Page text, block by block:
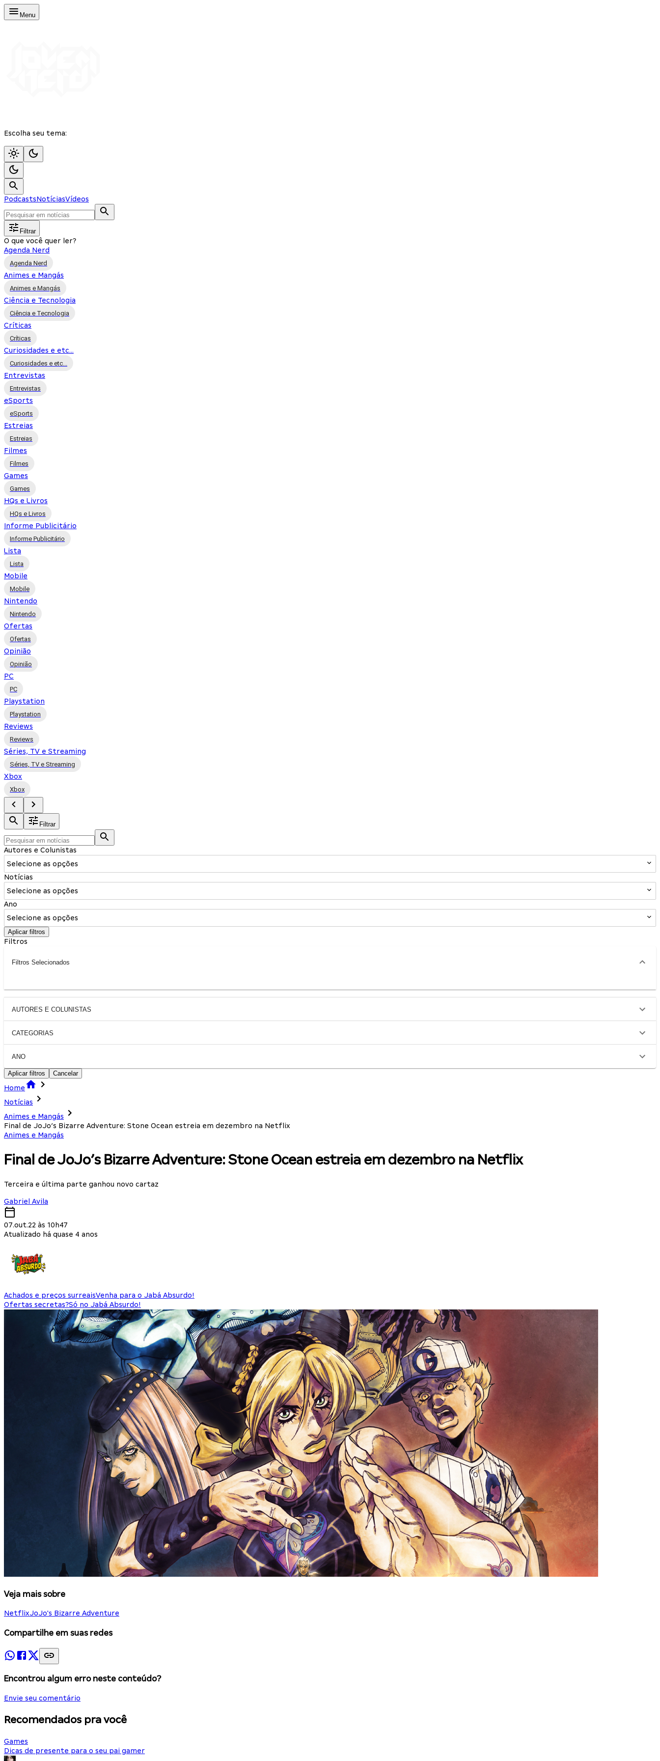
Menu
Escolha seu tema:
PodcastsNotíciasVídeos
Filtrar
O que você quer ler?
Agenda Nerd
Agenda Nerd
Animes e Mangás
Animes e Mangás
Ciência e Tecnologia
Ciência e Tecnologia
Críticas
Críticas
Curiosidades e etc...
Curiosidades e etc...
Entrevistas
Entrevistas
eSports
eSports
Estreias
Estreias
Filmes
Filmes
Games
Games
HQs e Livros
HQs e Livros
Informe Publicitário
Informe Publicitário
Lista
Lista
Mobile
Mobile
Nintendo
Nintendo
Ofertas
Ofertas
Opinião
Opinião
PC
PC
Playstation
Playstation
Reviews
Reviews
Séries, TV e Streaming
Séries, TV e Streaming
Xbox
Xbox
Filtrar
Autores e Colunistas
Selecione as opções
Notícias
Selecione as opções
Ano
Selecione as opções
Aplicar filtros
Filtros
Filtros Selecionados
AUTORES E COLUNISTAS
CATEGORIAS
ANO
Aplicar filtros Cancelar
Home
Notícias
Animes e Mangás
Final de JoJo’s Bizarre Adventure: Stone Ocean estreia em dezembro na Netflix
Animes e Mangás
Final de JoJo’s Bizarre Adventure: Stone Ocean estreia em dezembro na Netflix
Terceira e última parte ganhou novo cartaz
Gabriel Avila
07.out.22 às 10h47
Atualizado há quase 4 anos
Achados e preços surreaisVenha para o Jabá Absurdo!
Ofertas secretas?Só no Jabá Absurdo!
Veja mais sobre
NetflixJoJo's Bizarre Adventure
Compartilhe em suas redes
Encontrou algum erro neste conteúdo?
Envie seu comentário
Recomendados pra você
Games
Dicas de presente para o seu pai gamer